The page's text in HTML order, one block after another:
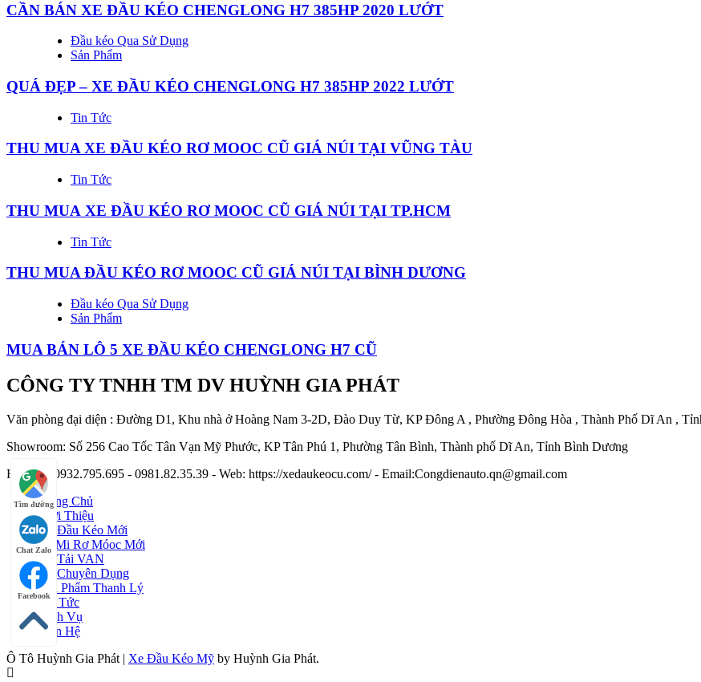
CẦN BÁN XE ĐẦU KÉO CHENGLONG H7 385HP 2020 LƯỚT
Đầu kéo Qua Sử Dụng
Sản Phẩm
QUÁ ĐẸP – XE ĐẦU KÉO CHENGLONG H7 385HP 2022 LƯỚT
Tin Tức
THU MUA XE ĐẦU KÉO RƠ MOOC CŨ GIÁ NÚI TẠI VŨNG TÀU
Tin Tức
THU MUA XE ĐẦU KÉO RƠ MOOC CŨ GIÁ NÚI TẠI TP.HCM
Tin Tức
THU MUA ĐẦU KÉO RƠ MOOC CŨ GIÁ NÚI TẠI BÌNH DƯƠNG
Đầu kéo Qua Sử Dụng
Sản Phẩm
MUA BÁN LÔ 5 XE ĐẦU KÉO CHENGLONG H7 CŨ
CÔNG TY TNHH TM DV HUỲNH GIA PHÁT
Văn phòng đại diện : Đường D1, Khu nhà ở Hoàng Nam 3-2D, Đào Duy Từ, KP Đông A , Phường Đông Hòa , Thành Phố Dĩ An ,
Showroom: Số 256 Cao Tốc Tân Vạn Mỹ Phước, KP Tân Phú 1, Phường Tân Bình, Thành phố Dĩ An, Tỉnh Bình Dương
Hotline : 0932.795.695 - 0981.82.35.39 - Web: https://xedaukeocu.com/ - Email:Congdienauto.qn@gmail.com
Tìm đường
Chat Zalo
Facebook
Trang Chủ
Giới Thiệu
Xe Đầu Kéo Mới
Sơ Mi Rơ Móoc Mới
Xe Tải VAN
Xe Chuyên Dụng
Sản Phẩm Thanh Lý
Tin Tức
Dịch Vụ
Liên Hệ
Ô Tô Huỳnh Gia Phát | Xe Đầu Kéo Mỹ by Huỳnh Gia Phát.